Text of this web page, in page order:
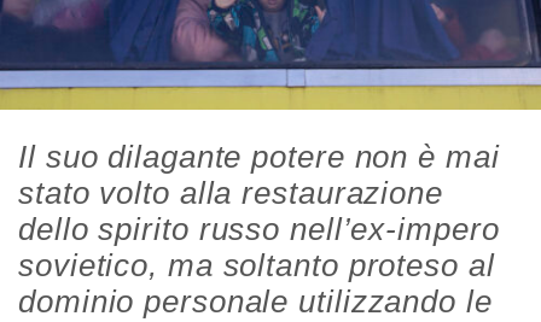
Il suo dilagante potere non è mai
stato volto alla restaurazione
dello spirito russo nell’ex-impero
sovietico, ma soltanto proteso al
dominio personale utilizzando le